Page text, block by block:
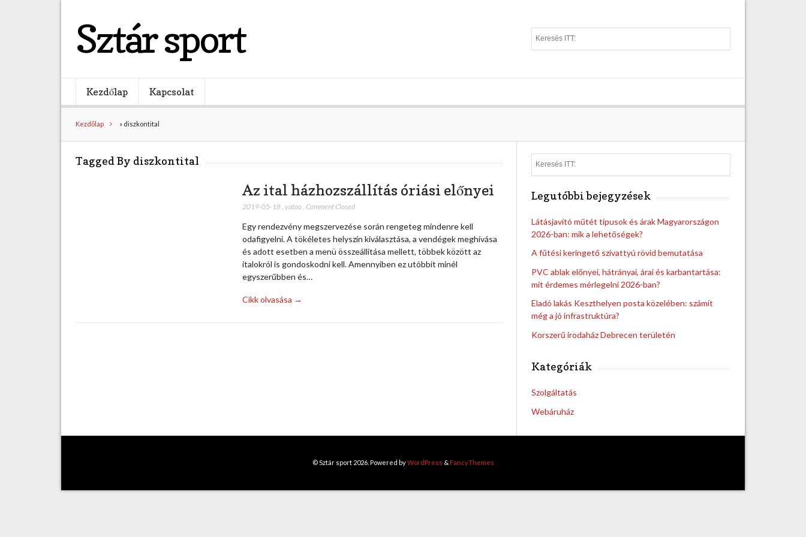
Sztár sport
e
c
Kezdőlap Kapcsolat
Kezdőlap » diszkontital
Tagged By diszkontital
Az ital házhozszállítás óriási előnyei
2019-05-18, yatoo, Comment Closed
Egy rendezvény megszervezése során rengeteg mindenre kell
odafigyelni. A tökéletes helyszín kiválasztása, a vendégek meghívása
és adott esetben a menü összeállítása mellett, többek között az
italokról is gondoskodni kell. Amennyiben ez utóbbit minél
egyszerűbben és…
Cikk olvasása →
e
Legutóbbi bejegyzések
Látásjavító műtét típusok és árak Magyarországon
2026-ban: mik a lehetőségek?
A fűtési keringető szivattyú rövid bemutatása
PVC ablak előnyei, hátrányai, árai és karbantartása:
mit érdemes mérlegelni 2026-ban?
Eladó lakás Keszthelyen posta közelében: számít
még a jó infrastruktúra?
Korszerű irodaház Debrecen területén
Kategóriák
Szolgáltatás
Webáruház
© Sztár sport 2026. Powered byWordPress & FancyThemes